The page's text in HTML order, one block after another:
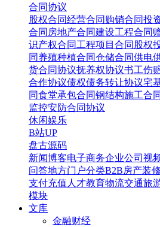
合同协议
股权合同经营合同 购销合同投
合同 房地产合同建设工程合同
识产权合同 工程项目合同 股权
同 养殖种植合同仓储合同供电
货合同协议抚养权协议书工伤
合作协议债权债务转让协议宅
同食堂承包合同钢结构施工合同
监控安防合同协议
休闲娱乐
B站UP
盘古源码
新闻博客电子商务企业公司 视
问答地方门户分类B2B房产装修
支付充值 人才教育物流交通旅
模块
文库
金融财经